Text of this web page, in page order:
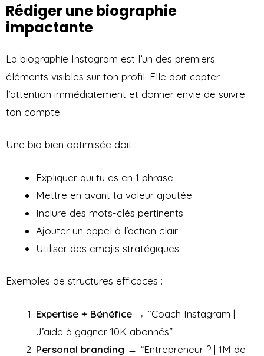
Rédiger une biographie
impactante
La biographie Instagram est l’un des premiers
éléments visibles sur ton profil. Elle doit capter
l’attention immédiatement et donner envie de suivre
ton compte.
Une bio bien optimisée doit :
Expliquer qui tu es en 1 phrase
Mettre en avant ta valeur ajoutée
Inclure des mots-clés pertinents
Ajouter un appel à l’action clair
Utiliser des emojis stratégiques
Exemples de structures efficaces :
Expertise + Bénéfice → “Coach Instagram |
J’aide à gagner 10K abonnés”
Personal branding → “Entrepreneur ? | 1M de